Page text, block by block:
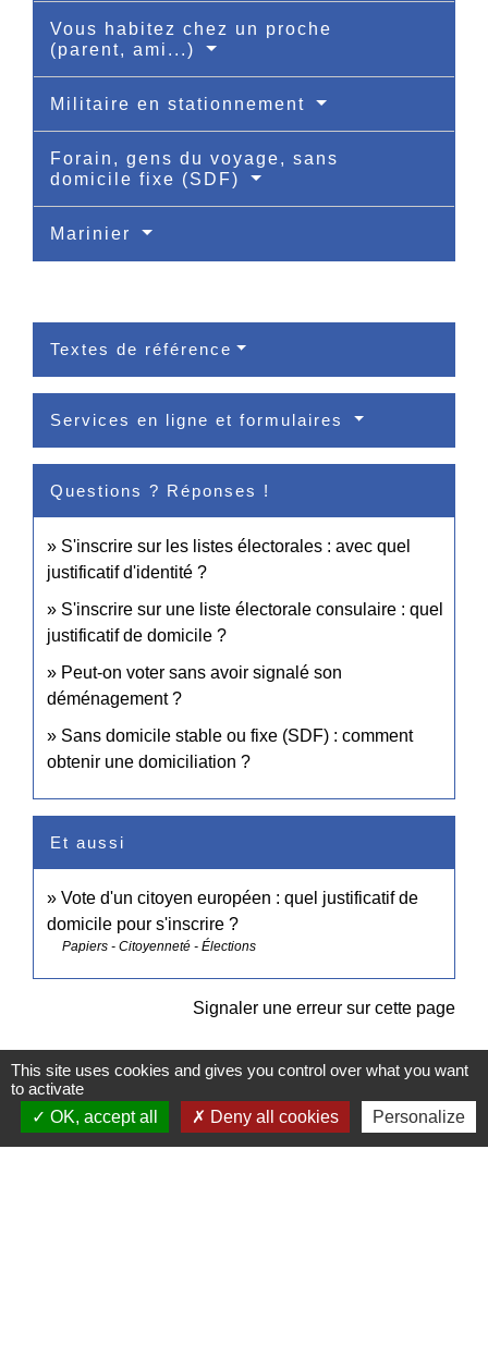
Vous habitez chez un proche
(parent, ami...)
Militaire en stationnement
Forain, gens du voyage, sans
domicile fixe (SDF)
Marinier
Textes de référence
Services en ligne et formulaires
Questions ? Réponses !
S'inscrire sur les listes électorales : avec quel
justificatif d'identité ?
S'inscrire sur une liste électorale consulaire : quel
justificatif de domicile ?
Peut-on voter sans avoir signalé son
déménagement ?
Sans domicile stable ou fixe (SDF) : comment
obtenir une domiciliation ?
Et aussi
Vote d'un citoyen européen : quel justificatif de
domicile pour s'inscrire ?
Papiers - Citoyenneté - Élections
Signaler une erreur sur cette page
Contacts
This site uses cookies and gives you control over what you want
to activate
OK, accept all
Deny all cookies Personalize